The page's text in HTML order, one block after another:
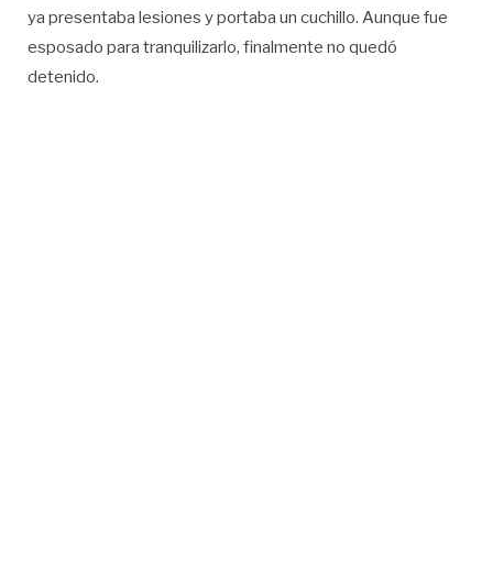
ya presentaba lesiones y portaba un cuchillo. Aunque fue
esposado para tranquilizarlo, finalmente no quedó
detenido.